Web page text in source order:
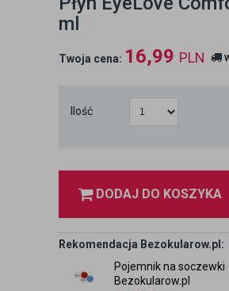
ml
Twoja cena: 16,99 PLN
Ilość
DODAJ DO KOSZYKA
Rekomendacja Bezokularow.pl:
Pojemnik na soczewki
Bezokularow.pl